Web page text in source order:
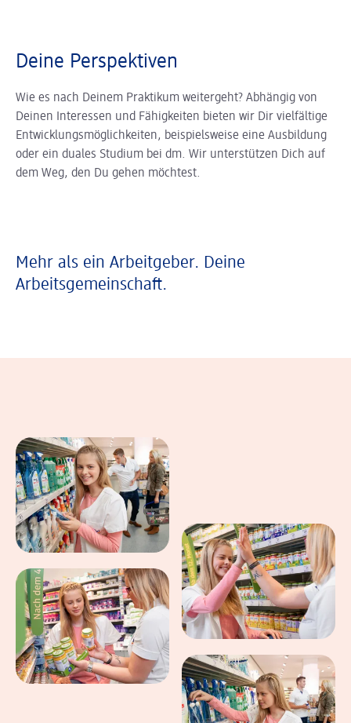
Deine Perspektiven
Wie es nach Deinem Praktikum weitergeht? Abhängig von
Deinen Interessen und Fähigkeiten bieten wir Dir vielfältige
Entwicklungsmöglichkeiten, beispielsweise eine Ausbildung
oder ein duales Studium bei dm. Wir unterstützen Dich auf
dem Weg, den Du gehen möchtest.
Mehr als ein Arbeitgeber. Deine
Arbeitsgemeinschaft.
Eindrücke aus dem Arbeitsalltag